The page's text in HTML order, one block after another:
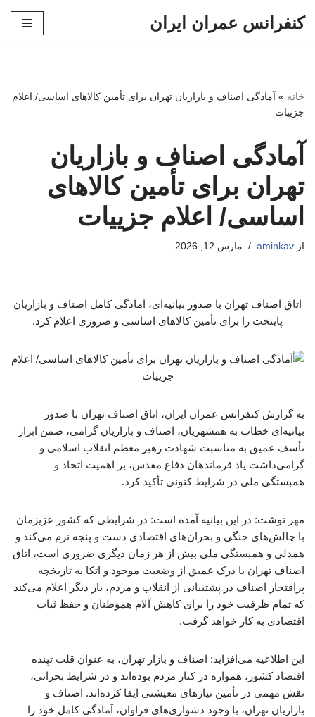
کنفرانس عمران ایران
خانه » آمادگی اصناف و بازاریان تهران برای تأمین کالاهای اساسی/ اعلام
جزییات
آمادگی اصناف و بازاریان
تهران برای تأمین کالاهای
اساسی/ اعلام جزییات
از aminkav مارس 12, 2026
اتاق اصناف تهران با صدور بیانیه‌ای، آمادگی کامل اصناف و بازاریان
پایتخت را برای تأمین کالاهای اساسی و ضروری اعلام کرد.
به گزارش کنفرانس عمران ایران، اتاق اصناف تهران با صدور
بیانیه‌ای خطاب به همشهریان، اصناف و بازاریان گرامی، ضمن ابراز
تأسف عمیق به مناسبت شهادت رهبر معظم انقلاب اسلامی و
گرامی‌داشت یاد فرماندهان دفاع مقدس، بر اهمیت اتحاد و
همبستگی ملی در شرایط کنونی تأکید کرد.
مهر نوشت: در این بیانیه آمده است: در شرایطی که کشور عزیزمان
با چالش‌های جنگی و بحران‌های اقتصادی دست و پنجه نرم می‌کند و
همدلی و همبستگی ملی بیش از هر زمان دیگری ضروری است، اتاق
اصناف تهران با درک عمیق از وضعیت موجود و اتکا به تاریخچه
پرافتخار اصناف در پشتیبانی از انقلاب و مردم، بار دیگر اعلام می‌کند
که تمام ظرفیت خود را برای کاهش آلام هموطنان و حفظ ثبات
اقتصادی به کار خواهد گرفت.
این اطلاعیه می‌افزاید: اصناف و بازار تهران، به عنوان قلب تپنده
اقتصاد کشور، همواره در کنار مردم بوده‌اند و در شرایط بحرانی،
نقش مهمی در تأمین نیازهای معیشتی ایفا کرده‌اند. اصناف و
بازاریان تهران، با وجود دشواری‌های فراوان، آمادگی کامل خود را